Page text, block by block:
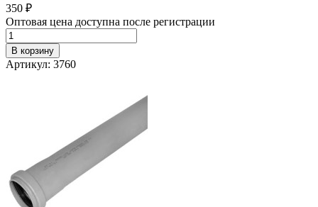
350 ₽
Оптовая цена доступна после регистрации
В корзину
Артикул: 3760